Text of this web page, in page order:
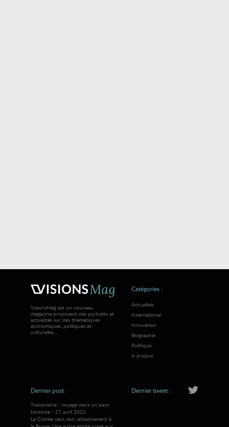
VisionsMag est un nouveau
magazine proposant des portraits et
actualités sur des thématiques
économiques, politiques et
culturelles...
Catégories :
Actualités
International
Innovation
Biographie
Politique
A propos
Dernier post :
Transnistrie : voyage dans un pays
fantôme - 27 avril 2022
La Crimée veut son rattachement à
Dernier tweet :